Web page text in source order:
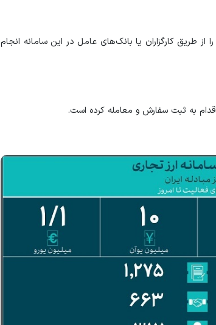
را از طریق کارگزاران یا بانک‌های عامل در این سامانه انجام